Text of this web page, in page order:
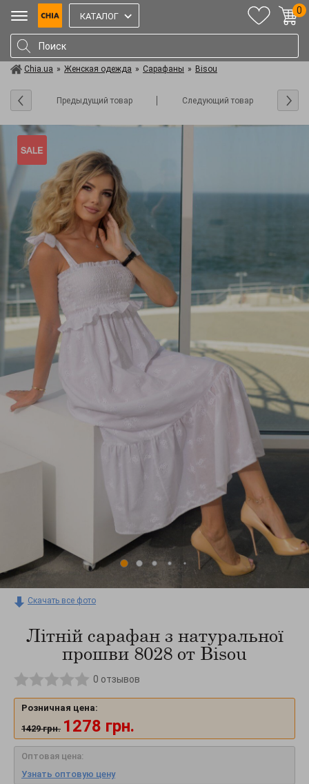
КАТАЛОГ
0
Chia.ua » Женская одежда » Сарафаны » Bisou
Предыдущий товар Следующий товар
Скачать все фото
Літній сарафан з натуральної
прошви 8028 от Bisou
0 отзывов
Розничная цена:
1429 грн. 1278 грн.
Оптовая цена:
Узнать оптовую цену